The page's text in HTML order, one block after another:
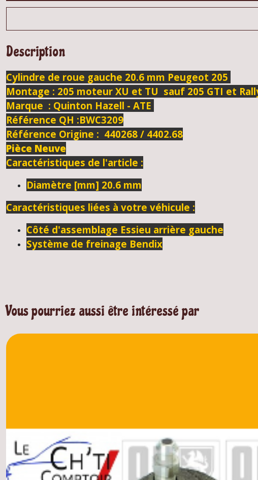
Description
Cylindre de roue gauche 20.6 mm Peugeot 205
Montage : 205 moteur XU et TU sauf 205 GTI et
Marque : Quinton Hazell - ATE
Référence QH :BWC3209
Référence Origine : 440268 / 4402.68
Pièce Neuve
Caractéristiques de l'article :
Diamètre [mm] 20.6 mm
Caractéristiques liées à votre véhicule :
Côté d'assemblage Essieu arrière gauche
Système de freinage Bendix
Vous pourriez aussi être intéressé par